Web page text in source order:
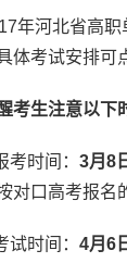
年河北省高职
体考试安排可
考生注意以下
时间： 3月8
对口高考报名
时间： 4月6